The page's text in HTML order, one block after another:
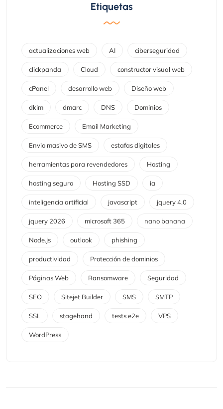
Etiquetas
actualizaciones web AI ciberseguridad
clickpanda Cloud constructor visual web
cPanel desarrollo web Diseño web
dkim dmarc DNS Dominios
Ecommerce Email Marketing
Envio masivo de SMS estafas digitales
herramientas para revendedores Hosting
hosting seguro Hosting SSD ia
inteligencia artificial javascript jquery 4.0
jquery 2026 microsoft 365 nano banana
Node.js outlook phishing
productividad Protección de dominios
Páginas Web Ransomware Seguridad
SEO Sitejet Builder SMS SMTP
SSL stagehand tests e2e VPS
WordPress